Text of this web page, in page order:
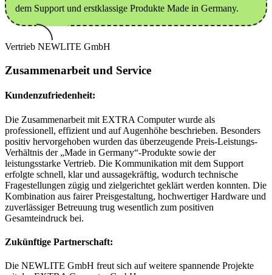
dem Support und erstklassige Produkte Made in Germany.
Vertrieb NEWLITE GmbH
Zusammenarbeit und Service
Kundenzufriedenheit:
Die Zusammenarbeit mit EXTRA Computer wurde als
professionell, effizient und auf Augenhöhe beschrieben. Besonders
positiv hervorgehoben wurden das überzeugende Preis-Leistungs-
Verhältnis der „Made in Germany“-Produkte sowie der
leistungsstarke Vertrieb. Die Kommunikation mit dem Support
erfolgte schnell, klar und aussagekräftig, wodurch technische
Fragestellungen zügig und zielgerichtet geklärt werden konnten. Die
Kombination aus fairer Preisgestaltung, hochwertiger Hardware und
zuverlässiger Betreuung trug wesentlich zum positiven
Gesamteindruck bei.
Zukünftige Partnerschaft:
Die NEWLITE GmbH freut sich auf weitere spannende Projekte